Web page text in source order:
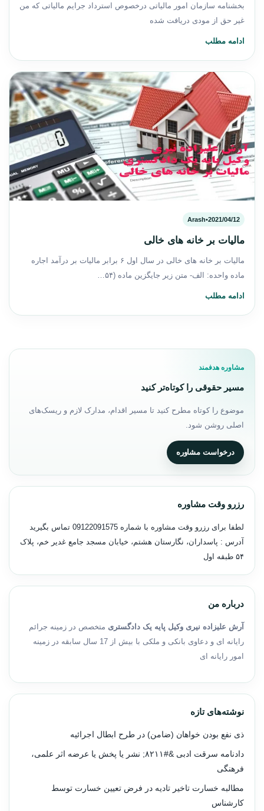
بخشنامه سازمان امور مالیاتی درخصوص استرداد جرایم مالیاتی که من
غیر حق از مودی دریافت شده
ادامه مطلب
2021/04/12
•
Arash
مالیات بر خانه های خالی
مالیات بر خانه های خالی در سال اول ۶ برابر مالیات بر درآمد اجاره
ماده واحده: الف- متن زیر جایگزین ماده (۵۴…
ادامه مطلب
مشاوره هدفمند
مسیر حقوقی را کوتاه‌تر کنید
موضوع را کوتاه مطرح کنید تا مسیر اقدام، مدارک لازم و ریسک‌های
اصلی روشن شود.
درخواست مشاوره
رزرو وقت مشاوره
لطفا برای رزرو وقت مشاوره با شماره 09122091575 تماس بگیرید
آدرس : پاسداران، نگارستان هشتم، خیابان مسجد جامع غدیر خم، پلاک
۵۴ طبقه اول
درباره من
آرش علیزاده نیری وکیل پایه یک دادگستری متخصص در زمینه جرائم
رایانه ای و دعاوی بانکی و ملکی با بیش از 17 سال سابقه در زمینه
امور رایانه ای
نوشته‌های تازه
ذی نفع بودن خواهان (ضامن) در طرح ابطال اجرائیه
دادنامه سرقت ادبی &#۸۲۱۱; نشر یا پخش یا عرضه اثر علمی،
فرهنگی
مطالبه خسارت تاخیر تادیه در فرض تعیین خسارت توسط
کارشناس